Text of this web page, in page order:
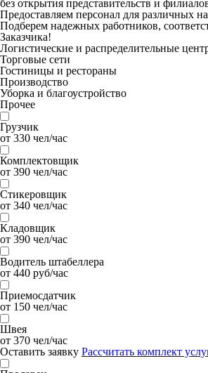
без открытия представительств и
Предоставляем персонал для различных
Подберем надежных работников,
Заказчика!
Логистические и распределительные
Торговые сети
Гостиницы и рестораны
Производство
Уборка и благоустройство
Прочее
Грузчик
от 330 чел/час
Комплектовщик
от 390 чел/час
Стикеровщик
от 340 чел/час
Кладовщик
от 390 чел/час
Водитель штабеллера
от 440 руб/час
Приемосдатчик
от 150 чел/час
Швея
от 370 чел/час
Оставить заявку Рассчитать комплект